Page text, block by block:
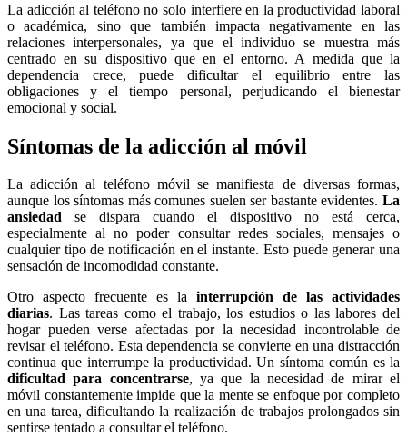
La adicción al teléfono no solo interfiere en la productividad laboral
o académica, sino que también impacta negativamente en las
relaciones interpersonales, ya que el individuo se muestra más
centrado en su dispositivo que en el entorno. A medida que la
dependencia crece, puede dificultar el equilibrio entre las
obligaciones y el tiempo personal, perjudicando el bienestar
emocional y social.
Síntomas de la adicción al móvil
La adicción al teléfono móvil se manifiesta de diversas formas,
aunque los síntomas más comunes suelen ser bastante evidentes. La
ansiedad se dispara cuando el dispositivo no está cerca,
especialmente al no poder consultar redes sociales, mensajes o
cualquier tipo de notificación en el instante. Esto puede generar una
sensación de incomodidad constante.
Otro aspecto frecuente es la interrupción de las actividades
diarias. Las tareas como el trabajo, los estudios o las labores del
hogar pueden verse afectadas por la necesidad incontrolable de
revisar el teléfono. Esta dependencia se convierte en una distracción
continua que interrumpe la productividad. Un síntoma común es la
dificultad para concentrarse, ya que la necesidad de mirar el
móvil constantemente impide que la mente se enfoque por completo
en una tarea, dificultando la realización de trabajos prolongados sin
sentirse tentado a consultar el teléfono.